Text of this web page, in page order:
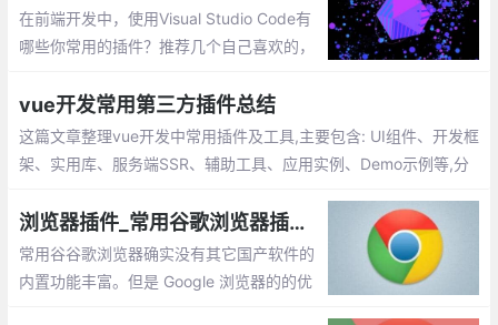
在前端开发中，使用Visual Studio Code有
哪些你常用的插件？推荐几个自己喜欢的，
实用、前端必备的插件集
vue开发常用第三方插件总结
这篇文章整理vue开发中常用插件及工具,主要包含: UI组件、开发框
架、实用库、服务端SSR、辅助工具、应用实例、Demo示例等,分
浏览器插件_常用谷歌浏览器插件推荐
常用谷谷歌浏览器确实没有其它国产软件的
内置功能丰富。但是 Google 浏览器的的优